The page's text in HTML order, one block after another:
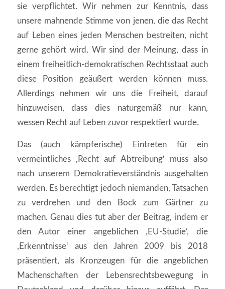
sie verpflichtet. Wir nehmen zur Kenntnis, dass
unsere mahnende Stimme von jenen, die das Recht
auf Leben eines jeden Menschen bestreiten, nicht
gerne gehört wird. Wir sind der Meinung, dass in
einem freiheitlich-demokratischen Rechtsstaat auch
diese Position geäußert werden können muss.
Allerdings nehmen wir uns die Freiheit, darauf
hinzuweisen, dass dies naturgemäß nur kann,
wessen Recht auf Leben zuvor respektiert wurde.
Das (auch kämpferische) Eintreten für ein
vermeintliches ,Recht auf Abtreibung‘ muss also
nach unserem Demokratieverständnis ausgehalten
werden. Es berechtigt jedoch niemanden, Tatsachen
zu verdrehen und den Bock zum Gärtner zu
machen. Genau dies tut aber der Beitrag, indem er
den Autor einer angeblichen ,EU-Studie‘, die
,Erkenntnisse‘ aus den Jahren 2009 bis 2018
präsentiert, als Kronzeugen für die angeblichen
Machenschaften der Lebensrechtsbewegung in